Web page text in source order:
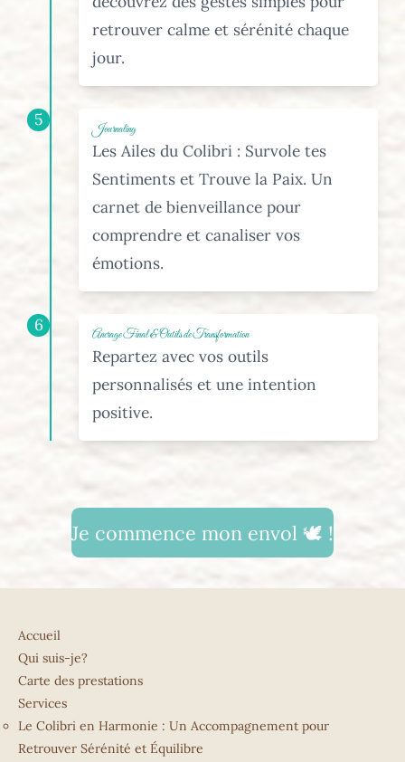
retrouver calme et sérénité chaque
jour.
5 Journaling
Les Ailes du Colibri : Survole tes
Sentiments et Trouve la Paix. Un
carnet de bienveillance pour
comprendre et canaliser vos
émotions.
6 Ancrage Final & Outils de Transformation
Repartez avec vos outils
personnalisés et une intention
positive.
Je commence mon envol 🕊️ !
Accueil
Qui suis-je?
Carte des prestations
Services
Le Colibri en Harmonie : Un Accompagnement pour
Retrouver Sérénité et Équilibre